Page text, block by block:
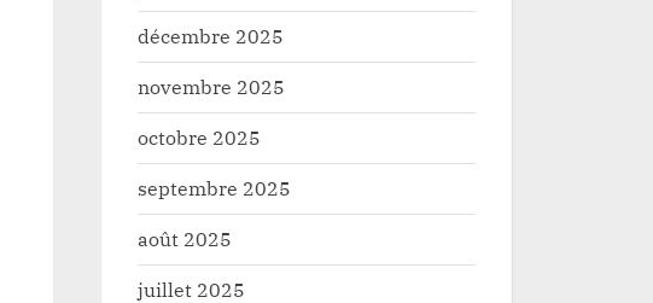
décembre 2025
novembre 2025
octobre 2025
septembre 2025
août 2025
juillet 2025